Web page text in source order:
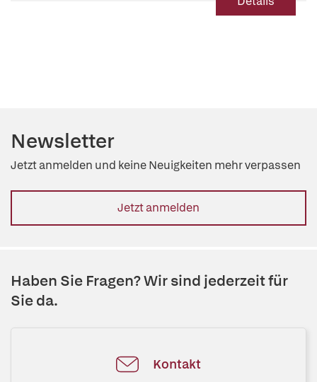
Newsletter
Jetzt anmelden und keine Neuigkeiten mehr verpassen
Jetzt anmelden
Haben Sie Fragen? Wir sind jederzeit für
Sie da.
Kontakt